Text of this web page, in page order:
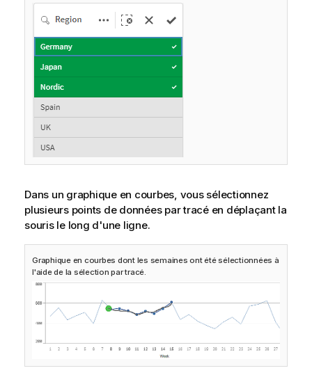
Dans un graphique en courbes, vous sélectionnez
plusieurs points de données par tracé en déplaçant la
souris le long d'une ligne.
Graphique en courbes dont les semaines ont été sélectionnées à
l'aide de la sélection par tracé.